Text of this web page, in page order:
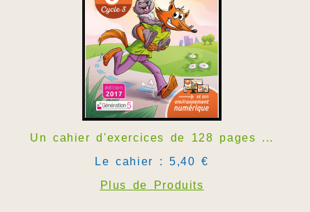
Un cahier d'exercices de 128 pages ...
Le cahier : 5,40 €
Plus de Produits